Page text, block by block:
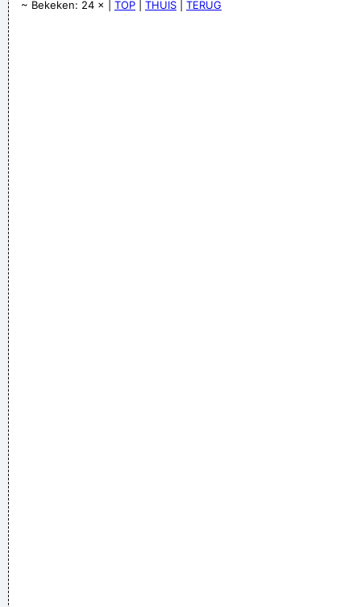
~ Bekeken: 24 × | TOP THUIS TERUG